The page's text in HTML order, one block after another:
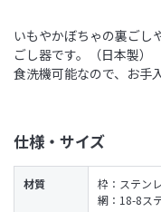
いもやかぼちゃの裏ごし
ごし器です。（日本製）
食洗機可能なので、お手
仕様・サイズ
材質
枠：ステン
網：18-8ス